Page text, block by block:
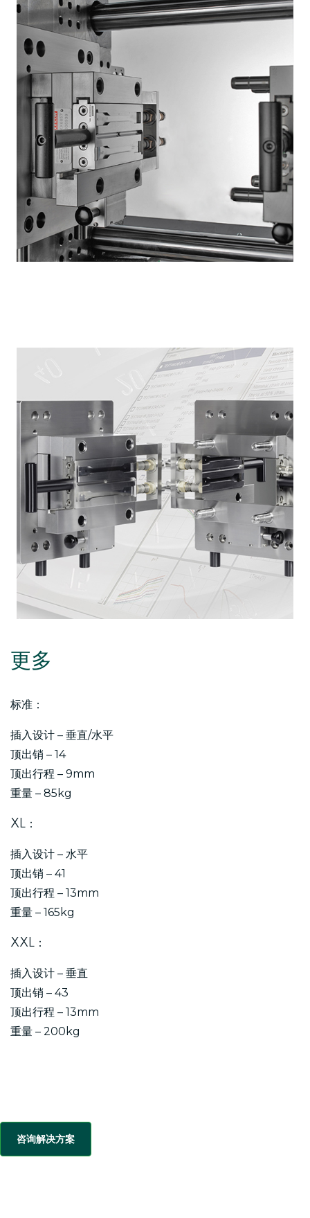
更多
标准：
插入设计 – 垂直/水平
顶出销 – 14
顶出行程 – 9mm
重量 – 85kg
XL：
插入设计 – 水平
顶出销 – 41
顶出行程 – 13mm
重量 – 165kg
XXL：
插入设计 – 垂直
顶出销 – 43
顶出行程 – 13mm
重量 – 200kg
咨询解决方案